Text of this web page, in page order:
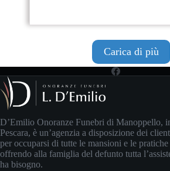
Carica di più
D’Emilio Onoranze Funebri di Manoppello,
Pescara, è un’agenzia a disposizione dei
per occuparsi di tutte le mansioni e le
offrendo alla famiglia del defunto tutta
ha bisogno.